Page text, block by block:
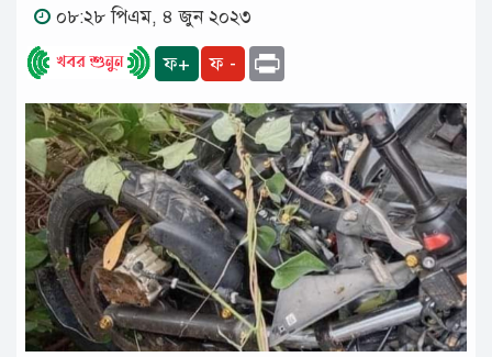
মূলপাতা
জাতীয়
দেশের
খবর
আমাদের
টাঙ্গাইল
আন্তর্জাতিক
রাজনীতি
অপরাধ
০৮:২৮ পিএম, ৪ জুন ২০২৩
ফ+ ফ -